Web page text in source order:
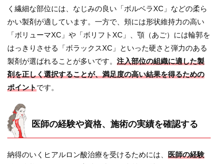
く繊細な部位には、なじみの良い「ボルベラXC」などの柔ら
かい製剤が適しています。一方で、頬には形状維持力の高い
「ボリューマXC」や「ボリフトXC」、顎（あご）には輪郭を
はっきりさせる「ボラックスXC」といった硬さと弾力のある
製剤が選ばれることが多いです。 注入部位の組織に適した製
剤を正しく選択することが、満足度の高い結果を得るための
ポイントです。
医師の経験や資格、施術の実績を確認する
納得のいくヒアルロン酸治療を受けるためには、 医師の経験